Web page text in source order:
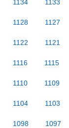
1134 1133
1128 1127
1122 1121
1116 1115
1110 1109
1104 1103
1098 1097